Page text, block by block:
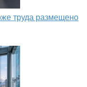
труда размещено